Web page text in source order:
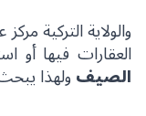
والولاية التركية
العقارات فيها أو
الصيفولهذا